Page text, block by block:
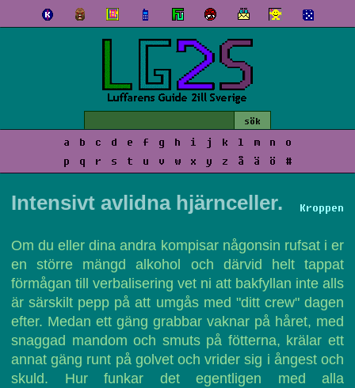
a b c d e f g h i j k l m n
o
p
q r s t u v w x y z å ä ö #
Kroppen
Intensivt avlidna hjärnceller.
Om du eller dina andra kompisar någonsin rufsat i er
en större mängd alkohol och därvid helt tappat
förmågan till verbalisering vet ni att bakfyllan inte alls
är särskilt pepp på att umgås med "ditt crew" dagen
efter. Medan ett gäng grabbar vaknar på håret, med
snaggad mandom och smuts på fötterna, krälar ett
annat gäng runt på golvet och vrider sig i ångest och
skuld. Hur funkar det egentligen med alla